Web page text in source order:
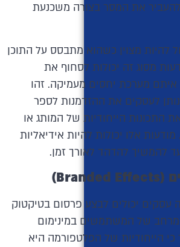
את המסר בצורה משכנעת
להיות מצוין כשהוא מתבסס על התוכן
מסוג זה יכולות לסחוף את
מערכת יחסים מעמיקה. זהו
לעסקים את ההזדמנות לספר
התכונות הייחודיות של המותג או
אלו יכולות להיות אידיאליות
להמשיך להדהד לאורך זמן.
(
Branded Effects
)
עסקים יכולים לבצע פרסום בטיקטוק
של המשתמשים במינימום
הייחודיות של הפלטפורמה היא